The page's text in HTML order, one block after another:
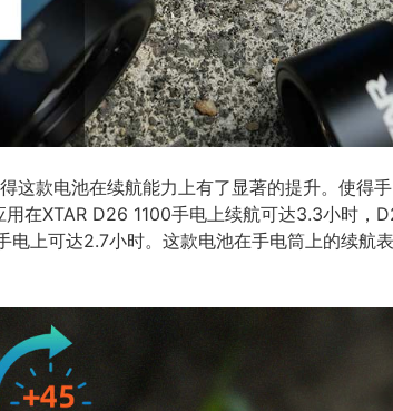
这款电池在续航能力上有了显著的提升。使得
用在XTAR D26 1100手电上续航可达3.3小时
上可达2.7小时。这款电池在手电筒上的续航